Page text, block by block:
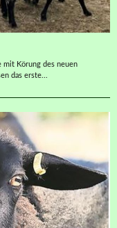
mit Körung des neuen
das erste...